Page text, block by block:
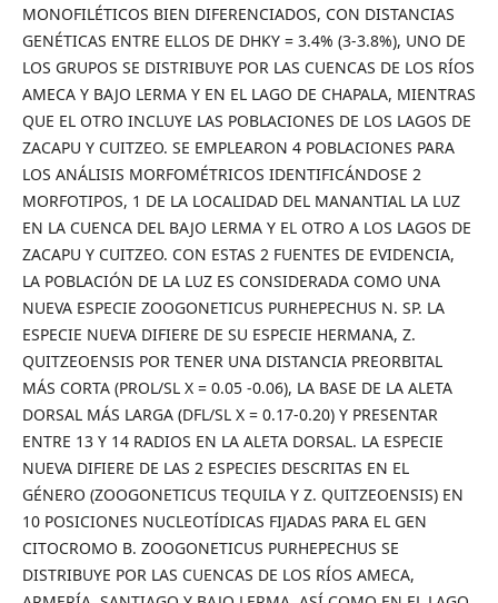
MONOFILÉTICOS BIEN DIFERENCIADOS, CON DISTANCIAS
GENÉTICAS ENTRE ELLOS DE DHKY = 3.4% (3-3.8%), UNO DE
LOS GRUPOS SE DISTRIBUYE POR LAS CUENCAS DE LOS RÍOS
AMECA Y BAJO LERMA Y EN EL LAGO DE CHAPALA, MIENTRAS
QUE EL OTRO INCLUYE LAS POBLACIONES DE LOS LAGOS DE
ZACAPU Y CUITZEO. SE EMPLEARON 4 POBLACIONES PARA
LOS ANÁLISIS MORFOMÉTRICOS IDENTIFICÁNDOSE 2
MORFOTIPOS, 1 DE LA LOCALIDAD DEL MANANTIAL LA LUZ
EN LA CUENCA DEL BAJO LERMA Y EL OTRO A LOS LAGOS DE
ZACAPU Y CUITZEO. CON ESTAS 2 FUENTES DE EVIDENCIA,
LA POBLACIÓN DE LA LUZ ES CONSIDERADA COMO UNA
NUEVA ESPECIE ZOOGONETICUS PURHEPECHUS N. SP. LA
ESPECIE NUEVA DIFIERE DE SU ESPECIE HERMANA, Z.
QUITZEOENSIS POR TENER UNA DISTANCIA PREORBITAL
MÁS CORTA (PROL/SL X = 0.05 -0.06), LA BASE DE LA ALETA
DORSAL MÁS LARGA (DFL/SL X = 0.17-0.20) Y PRESENTAR
ENTRE 13 Y 14 RADIOS EN LA ALETA DORSAL. LA ESPECIE
NUEVA DIFIERE DE LAS 2 ESPECIES DESCRITAS EN EL
GÉNERO (ZOOGONETICUS TEQUILA Y Z. QUITZEOENSIS) EN
10 POSICIONES NUCLEOTÍDICAS FIJADAS PARA EL GEN
CITOCROMO B. ZOOGONETICUS PURHEPECHUS SE
DISTRIBUYE POR LAS CUENCAS DE LOS RÍOS AMECA,